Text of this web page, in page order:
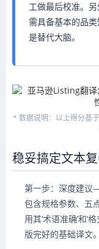
工做最后校准。
需具备基本的品
是替代大脑。
* 数据说明：以上得分基
稳妥搞定文本
第一步：深度建
包含规格参数、五
用其‘术语准确’和‘
版完好的基础译文。